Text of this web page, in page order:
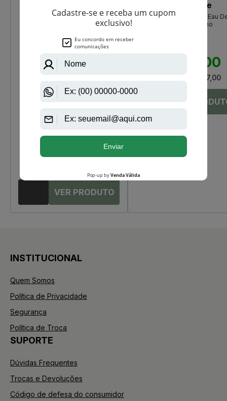
Paco Rabanne
de Parfum Feminino
R$ 460,75
Guy Laroche
Fidji De Guy Laroche Eau
Toilette Feminino
R$ 684,00
R$ 57,00
INSTITUCIONAL
Quem Somos
Política de Privacidade
Segurança
Política de Troca
SUPORTE
Dúvidas Frequentes
Trocas e Devoluções
Código de defesa do consumidor